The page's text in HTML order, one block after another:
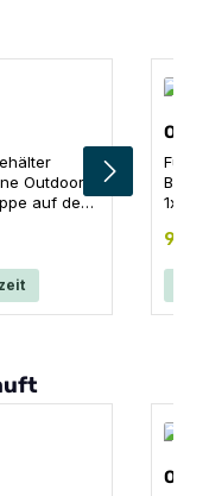
Outdoor-
auf den
verwendet
zum
Öffnen und Schließen Gewicht: 5 g
Für
Belt
1x